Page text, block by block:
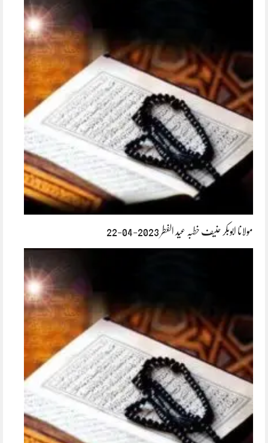
مولانا ابوبکر حنیف خطبہ عید الفطر 2023-04-22